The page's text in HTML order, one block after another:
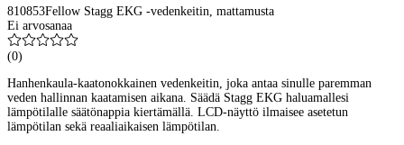
810853Fellow Stagg EKG -vedenkeitin, mattamusta
Ei arvosanaa
(0)
Hanhenkaula-kaatonokkainen vedenkeitin, joka antaa sinulle paremman
veden hallinnan kaatamisen aikana. Säädä Stagg EKG haluamallesi
lämpötilalle säätönappia kiertämällä. LCD-näyttö ilmaisee asetetun
lämpötilan sekä reaaliaikaisen lämpötilan.